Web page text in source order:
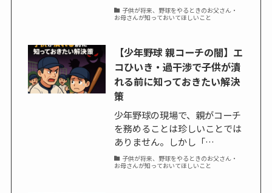
子供が将来、野球をやるときのお父さん・
お母さんが知っておいてほしいこと
【少年野球 親コーチの闇】エ
コひいき・過干渉で子供が潰
れる前に知っておきたい解決
策
少年野球の現場で、親がコーチ
を務めることは珍しいことでは
ありません。しかし「…
子供が将来、野球をやるときのお父さん・
お母さんが知っておいてほしいこと